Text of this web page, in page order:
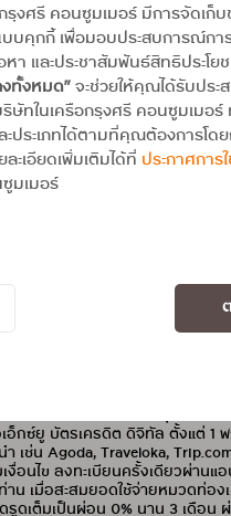
รุงศรี คอนซูมเมอร์ มีการจัดเก็
บบคุกกี้ เพื่อมอบประสบการณ์กา
า และประชาสัมพันธ์สิทธิประโ
ทั้งหมด”จะช่วยให้คุณได้รับปร
ริษัทในเครือกรุงศรี คอนซูมเม
ประเภทได้ตามที่คุณต้องการโด
เอียดเพิ่มเติมได้ที่ ประกาศการ
มเมอร์
PR NEWS
ม รับเครดิตเงิน
าใจสายเที่ยว “ครบจบคุ้ม! ทริป
ซ์ยู บัตรเครดิต ดิจิทัล ตั้งแต่ 1
ช่น Agoda, Traveloka,
นไข ลงทะเบียนครั้งเดียวผ่านแ
าน เมื่อสะสมยอดใช้จ่ายหมวดท่
ต็มเป็นผ่อน 0% นาน 3 เดือน ผ่